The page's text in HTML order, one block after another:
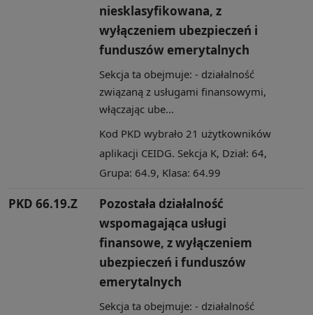
niesklasyfikowana, z
wyłączeniem ubezpieczeń i
funduszów emerytalnych
Sekcja ta obejmuje: - działalność
związaną z usługami finansowymi,
włączając ube...
Kod PKD wybrało 21 użytkowników
aplikacji CEIDG. Sekcja K, Dział: 64,
Grupa: 64.9, Klasa: 64.99
PKD 66.19.Z
Pozostała działalność
wspomagająca usługi
finansowe, z wyłączeniem
ubezpieczeń i funduszów
emerytalnych
Sekcja ta obejmuje: - działalność